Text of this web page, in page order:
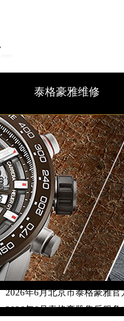
泰格豪雅维修
2026年6月泰格豪雅北京市
2026年6月北京市泰格豪雅
2026年6月泰格豪雅售后服